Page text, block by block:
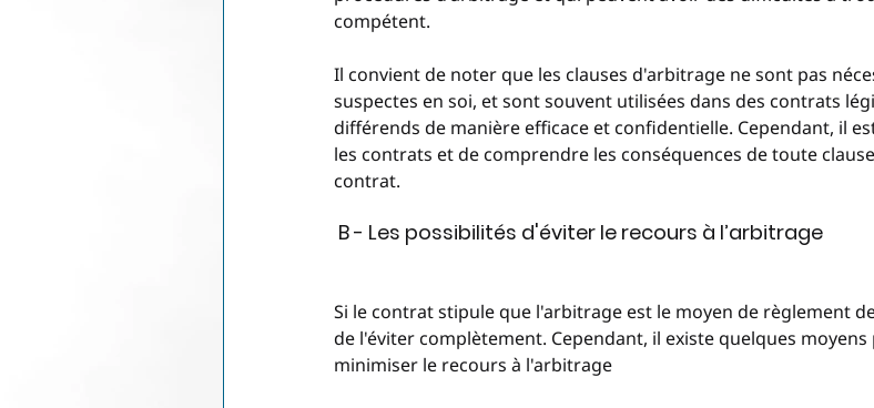
compétent.
Il convient de noter que les clauses d'arbitrage ne sont pas
suspectes en soi, et sont souvent utilisées dans des contrats
différends de manière efficace et confidentielle. Cependant, il
les contrats et de comprendre les conséquences de toute
contrat.
B - Les possibilités d'éviter le recours à l’arbitrage
Si le contrat stipule que l'arbitrage est le moyen de règlement
de l'éviter complètement. Cependant, il existe quelques
minimiser le recours à l'arbitrage